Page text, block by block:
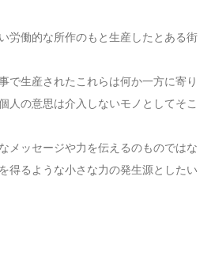
労働的な所作のもと生産したとある街
で生産されたこれらは何か一方に寄り
人の意思は介入しないモノとしてそこ
メッセージや力を伝えるのものではな
得るような小さな力の発生源としたい